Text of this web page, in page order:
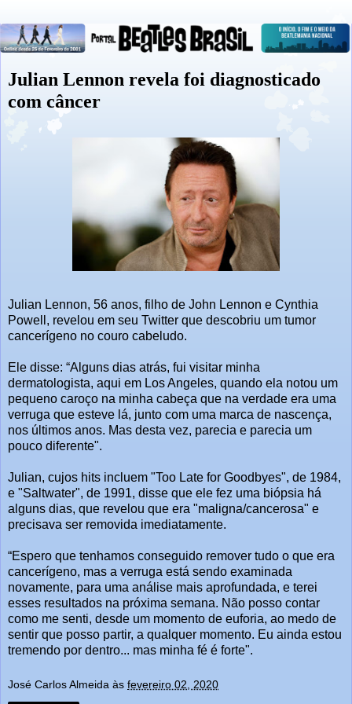
Julian Lennon revela foi diagnosticado
com câncer
Julian Lennon, 56 anos, filho de John Lennon e Cynthia
Powell, revelou em seu Twitter que descobriu um tumor
cancerígeno no couro cabeludo.
Ele disse: “Alguns dias atrás, fui visitar minha
dermatologista, aqui em Los Angeles, quando ela notou um
pequeno caroço na minha cabeça que na verdade era uma
verruga que esteve lá, junto com uma marca de nascença,
nos últimos anos. Mas desta vez, parecia e parecia um
pouco diferente".
Julian, cujos hits incluem "Too Late for Goodbyes", de 1984,
e "Saltwater", de 1991, disse que ele fez uma biópsia há
alguns dias, que revelou que era "maligna/cancerosa" e
precisava ser removida imediatamente.
“Espero que tenhamos conseguido remover tudo o que era
cancerígeno, mas a verruga está sendo examinada
novamente, para uma análise mais aprofundada, e terei
esses resultados na próxima semana. Não posso contar
como me senti, desde um momento de euforia, ao medo de
sentir que posso partir, a qualquer momento. Eu ainda estou
tremendo por dentro... mas minha fé é forte".
José Carlos Almeida às fevereiro 02, 2020